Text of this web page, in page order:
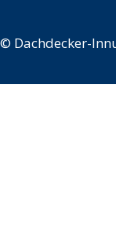
© Dachdecker-